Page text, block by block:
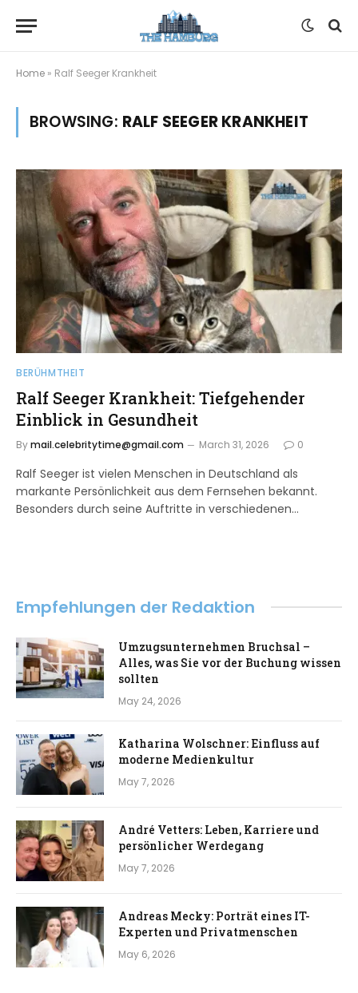
Home » Ralf Seeger Krankheit
BROWSING: RALF SEEGER KRANKHEIT
BERÜHMTHEIT
Ralf Seeger Krankheit: Tiefgehender
Einblick in Gesundheit
Bymail.celebritytime@gmail.com March 31, 2026 0
Ralf Seeger ist vielen Menschen in Deutschland als
markante Persönlichkeit aus dem Fernsehen bekannt.
Besonders durch seine Auftritte in verschiedenen…
Empfehlungen der Redaktion
Umzugsunternehmen Bruchsal –
Alles, was Sie vor der Buchung wissen
sollten
May 24, 2026
Katharina Wolschner: Einfluss auf
moderne Medienkultur
May 7, 2026
André Vetters: Leben, Karriere und
persönlicher Werdegang
May 7, 2026
Andreas Mecky: Porträt eines IT-
Experten und Privatmenschen
May 6, 2026